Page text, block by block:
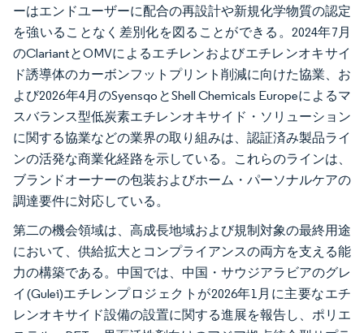
ーはエンドユーザーに配合の再設計や新規化学物質の認定
を強いることなく差別化を図ることができる。2024年7月
のClariantとOMVによるエチレンおよびエチレンオキサイ
ド誘導体のカーボンフットプリント削減に向けた協業、お
よび2026年4月のSyensqoとShell Chemicals Europeによるマ
スバランス型低炭素エチレンオキサイド・ソリューション
に関する協業などの業界の取り組みは、認証済み製品ライ
ンの活発な商業化経路を示している。これらのラインは、
ブランドオーナーの包装およびホーム・パーソナルケアの
調達要件に対応している。
第二の機会領域は、高成長地域および規制対象の最終用途
において、供給拡大とコンプライアンスの両方を支える能
力の構築である。中国では、中国・サウジアラビアのグレ
イ(Gulei)エチレンプロジェクトが2026年1月に主要なエチ
レンオキサイド設備の設置に関する進展を報告し、ポリエ